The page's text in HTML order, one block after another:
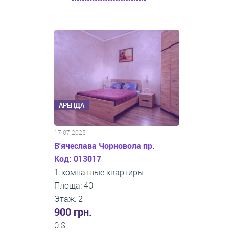
АРЕНДА
17.07.2025
В'ячеслава Чорновола пр.
Код: 013017
1-комнатные квартиры
Площа: 40
Этаж: 2
900 грн.
0 $